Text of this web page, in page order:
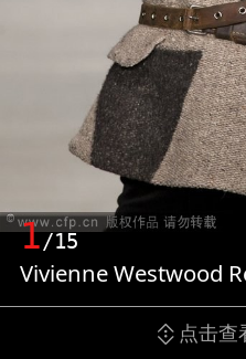
1/15
Vivienne Westwood
点击查